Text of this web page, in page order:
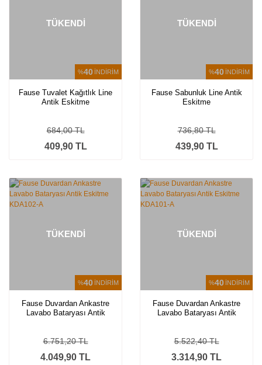
%40 İNDİRİM
TÜKENDİ
Fause Tuvalet Kağıtlık Line
Antik Eskitme
409,90 TL
684,00 TL
%40 İNDİRİM
TÜKENDİ
Fause Sabunluk Line Antik
Eskitme
439,90 TL
736,80 TL
%40 İNDİRİM
TÜKENDİ
Fause Duvardan Ankastre
Lavabo Bataryası Antik
4.049,90 TL
6.751,20 TL
%40 İNDİRİM
TÜKENDİ
Fause Duvardan Ankastre
Lavabo Bataryası Antik
3.314,90 TL
5.522,40 TL